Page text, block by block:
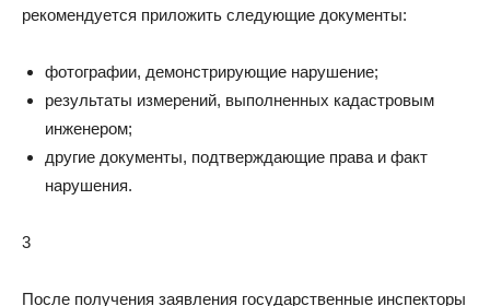
рекомендуется приложить следующие документы:
фотографии, демонстрирующие нарушение;
результаты измерений, выполненных кадастровым
инженером;
другие документы, подтверждающие права и факт
нарушения.
3
После получения заявления государственные инспекторы